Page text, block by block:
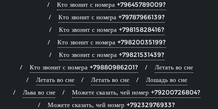
Кто звонит с номера +79645789009?
Кто звонит с номера +79787966139?
Кто звонит с номера +79815828416?
Кто звонит с номера +79820035199?
Кто звонит с номера +79821531439?
Кто звонит с номера +79880986201?
Летать во сне
Летать во сне
Летать во сне
Лошадь во сне
Льва во сне
Можете сказать, чей номер +79200726804?
Можете сказать, чей номер +79232976933?